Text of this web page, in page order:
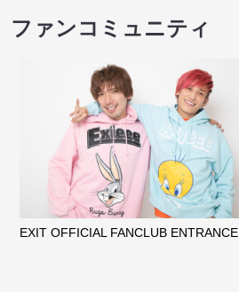
ファンコミュニティ
EXIT OFFICIAL FANCLUB ENTRANCE